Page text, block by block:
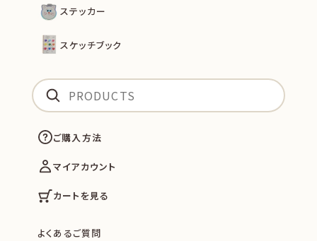
ステッカー
スケッチブック
ご購入方法
マイアカウント
カートを見る
よくあるご質問